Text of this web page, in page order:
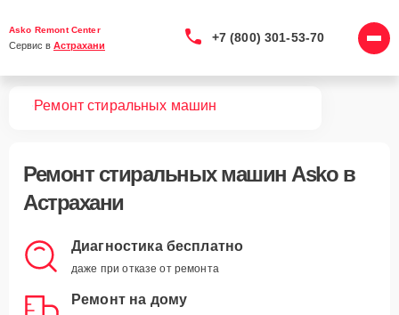
Asko Remont Center
Сервис в Астрахани
+7 (800) 301-53-70
Ремонт стиральных машин
Ремонт стиральных машин Askoв
Астрахани
Диагностика бесплатно
даже при отказе от ремонта
Ремонт на дому